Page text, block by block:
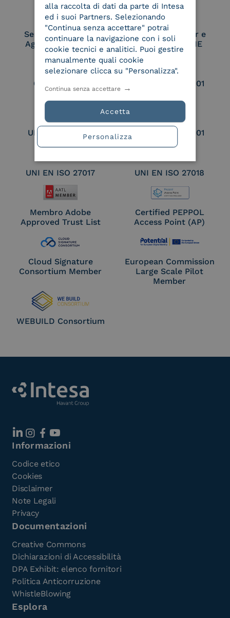
Service Provider e
Aggregatore SPID
Service Provider e
Aggregatore CIE
Conservatore
qualificato
UNI EN ISO 37001
UNI EN ISO 9001 UNI EN ISO 27001
UNI EN ISO 27017 UNI EN ISO 27018
Membro Adobe
Approved Trust List
Certified PEPPOL
Access Point (AP)
Cloud Signature
Consortium Member
European Commission
Large Scale Pilot
Member
WEBUILD Consortium
Informazioni
Codice etico
Cookies
Disclaimer
Note Legali
Privacy
Documentazioni
Creative Commons
Dichiarazioni di Accessibilità
DPA Exhibit: elenco fornitori
Politica Anticorruzione
WhistleBlowing
Esplora
alla raccolta di dati da parte di Intesa
ed i suoi Partners. Selezionando
"Continua senza accettare" potrai
continuare la navigazione con i soli
cookie tecnici e analitici. Puoi gestire
manualmente quali cookie
selezionare clicca su "Personalizza".
Accetta
Continua senza accettare
Personalizza